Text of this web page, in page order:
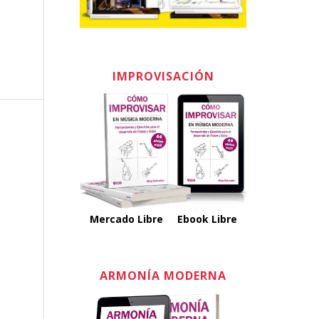
IMPROVISACIÓN
Mercado Libre Ebook Libre
ARMONÍA MODERNA